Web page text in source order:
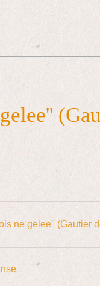
ne gelee'' (Gautier